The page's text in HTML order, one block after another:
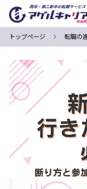
トップページ 転職の